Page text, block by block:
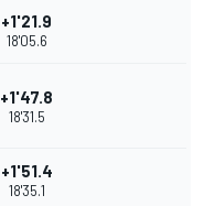
+1'21.9
18'05.6
+1'47.8
18'31.5
+1'51.4
18'35.1